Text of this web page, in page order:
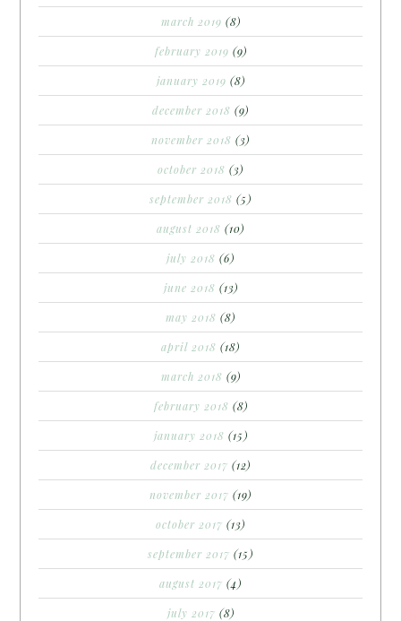
march 2019 (8)
february 2019 (9)
january 2019 (8)
december 2018 (9)
november 2018 (3)
october 2018 (3)
september 2018 (5)
august 2018 (10)
july 2018 (6)
june 2018 (13)
may 2018 (8)
april 2018 (18)
march 2018 (9)
february 2018 (8)
january 2018 (15)
december 2017 (12)
november 2017 (19)
october 2017 (13)
september 2017 (15)
august 2017 (4)
july 2017 (8)